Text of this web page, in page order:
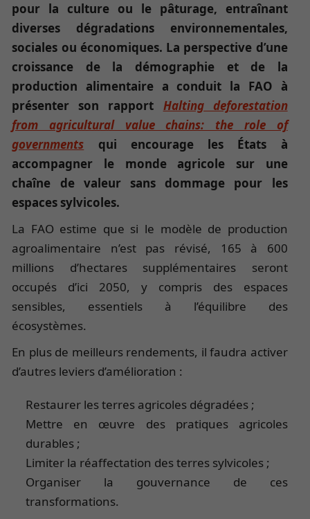
pour la culture ou le pâturage, entraînant
diverses dégradations environnementales,
sociales ou économiques. La perspective d’une
croissance de la démographie et de la
production alimentaire a conduit la FAO à
présenter son rapport Halting deforestation
from agricultural value chains: the role of
governments qui encourage les États à
accompagner le monde agricole sur une
chaîne de valeur sans dommage pour les
espaces sylvicoles.
La FAO estime que si le modèle de production
agroalimentaire n’est pas révisé, 165 à 600
millions d’hectares supplémentaires seront
occupés d’ici 2050, y compris des espaces
sensibles, essentiels à l’équilibre des
écosystèmes.
En plus de meilleurs rendements, il faudra activer
d’autres leviers d’amélioration :
Restaurer les terres agricoles dégradées ;
Mettre en œuvre des pratiques agricoles
durables ;
Limiter la réaffectation des terres sylvicoles ;
Organiser la gouvernance de ces
transformations.